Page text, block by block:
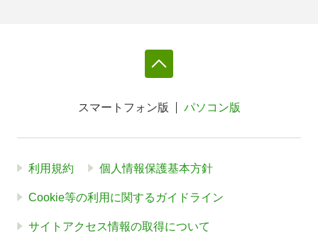
スマートフォン版 パソコン版
利用規約 個人情報保護基本方針
Cookie等の利用に関するガイドライン
サイトアクセス情報の取得について